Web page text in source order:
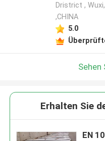
Dristrict ,
,CHINA
5.0
Sehen
Erhalten Sie
EN